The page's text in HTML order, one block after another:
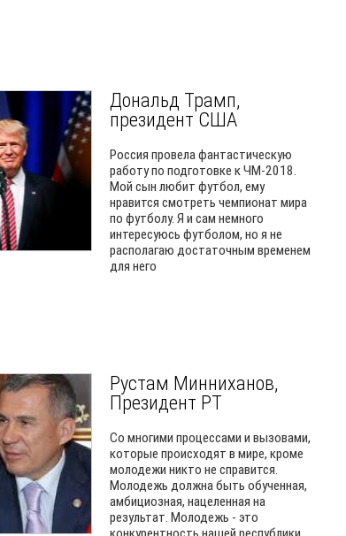
Дональд Трамп,
президент США
Россия провела фантастическую
работу по подготовке к ЧМ-2018.
Мой сын любит футбол, ему
нравится смотреть чемпионат мира
по футболу. Я и сам немного
интересуюсь футболом, но я не
располагаю достаточным временем
для него
Рустам Минниханов,
Президент РТ
Со многими процессами и вызовами,
которые происходят в мире, кроме
молодежи никто не справится.
Молодежь должна быть обученная,
амбициозная, нацеленная на
результат. Молодежь - это